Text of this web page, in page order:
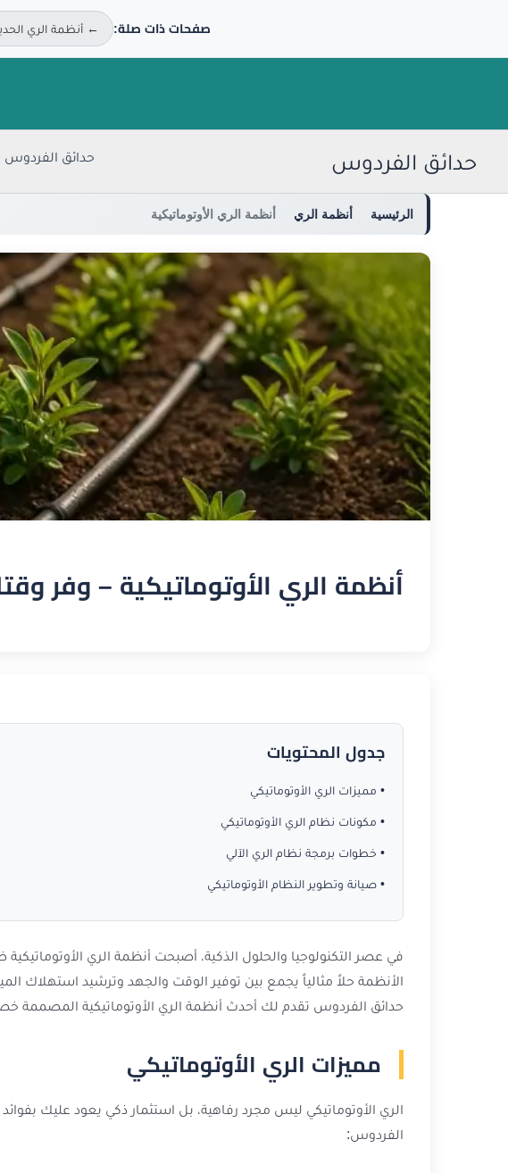
صفحات ذات صلة: ← أنظمة الري
حدائق الفردوس حدائق الفردوس
الرئيسية أنظمة الري أنظمة الري الأوتوماتيكية
أنظمة الري الأوتوماتيكية – وفر
جدول المحتويات
• مميزات الري الأوتوماتيكي
• مكونات نظام الري الأوتوماتيكي
• خطوات برمجة نظام الري الآلي
• صيانة وتطوير النظام الأوتوماتيكي
في عصر التكنولوجيا والحلول الذكية، أصبحت أنظمة الري
الأنظمة حلاً مثالياً يجمع بين توفير الوقت والجهد وترشيد استهلاك
حدائق الفردوس تقدم لك أحدث أنظمة الري الأوتوماتيكية المصممة
مميزات الري الأوتوماتيكي
الري الأوتوماتيكي ليس مجرد رفاهية، بل استثمار ذكي يعود عليك
الفردوس: